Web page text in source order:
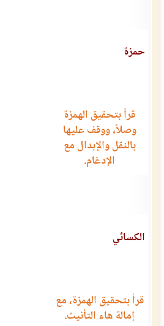
حمزة
قرأ بتحقيق الهمزة
وصلاً، ووقف عليها
بالنقل والإبدال مع
الإدغام.
الكسائي
قرأ بتحقيق الهمزة، مع
إمالة هاء التأنيث.